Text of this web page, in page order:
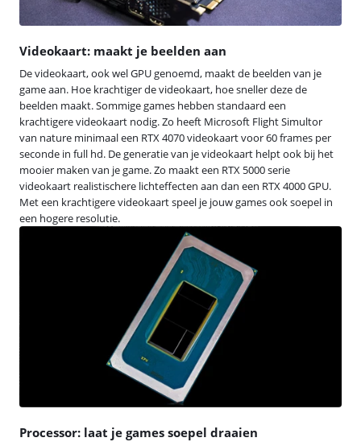
Videokaart: maakt je beelden aan
De videokaart, ook wel GPU genoemd, maakt de beelden van je
game aan. Hoe krachtiger de videokaart, hoe sneller deze de
beelden maakt. Sommige games hebben standaard een
krachtigere videokaart nodig. Zo heeft Microsoft Flight Simultor
van nature minimaal een RTX 4070 videokaart voor 60 frames per
seconde in full hd. De generatie van je videokaart helpt ook bij het
mooier maken van je game. Zo maakt een RTX 5000 serie
videokaart realistischere lichteffecten aan dan een RTX 4000 GPU.
Met een krachtigere videokaart speel je jouw games ook soepel in
een hogere resolutie.
Processor: laat je games soepel draaien